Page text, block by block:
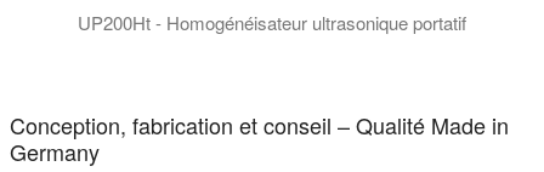
UP200Ht - Homogénéisateur ultrasonique portatif
Conception, fabrication et conseil – Qualité Made in
Germany